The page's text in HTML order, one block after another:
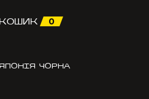
КОШИК 0
ЧОРНА